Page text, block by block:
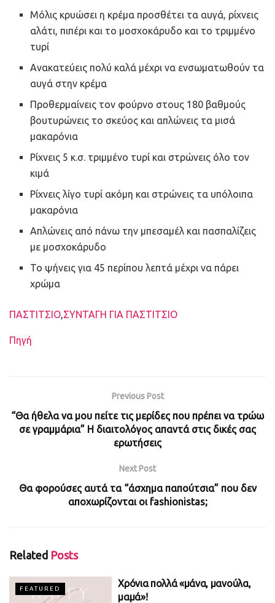
Μόλις κρυώσει η κρέμα προσθέτει τα αυγά, ρίχνεις
αλάτι, πιπέρι και το μοσχοκάρυδο και το τριμμένο
τυρί
Ανακατεύεις πολύ καλά μέχρι να ενσωματωθούν τα
αυγά στην κρέμα
Προθερμαίνεις τον φούρνο στους 180 βαθμούς
βουτυρώνεις το σκεύος και απλώνεις τα μισά
μακαρόνια
Ρίχνεις 5 κ.σ. τριμμένο τυρί και στρώνεις όλο τον
κιμά
Ρίχνεις λίγο τυρί ακόμη και στρώνεις τα υπόλοιπα
μακαρόνια
Απλώνεις από πάνω την μπεσαμέλ και πασπαλίζεις
με μοσχοκάρυδο
Το ψήνεις για 45 περίπου λεπτά μέχρι να πάρει
χρώμα
Ετικέτες
ΠΑΣΤΙΤΣΙΟ,ΣΥΝΤΑΓΗ ΓΙΑ ΠΑΣΤΙΤΣΙΟ
Πηγή
Previous Post
“Θα ήθελα να μου πείτε τις μερίδες που πρέπει να τρώω
σε γραμμάρια” Η διαιτολόγος απαντά στις δικές σας
ερωτήσεις
Next Post
Θα φορούσες αυτά τα “άσχημα παπούτσια” που δεν
αποχωρίζονται οι fashionistas;
Related Posts
FEATURED
Χρόνια πολλά «μάνα, μανούλα,
μαμά»!